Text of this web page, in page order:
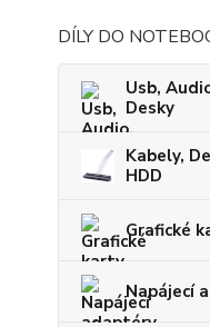
DÍLY DO
Usb,
Desky
Kabely,
HDD
Grafické
Napájecí